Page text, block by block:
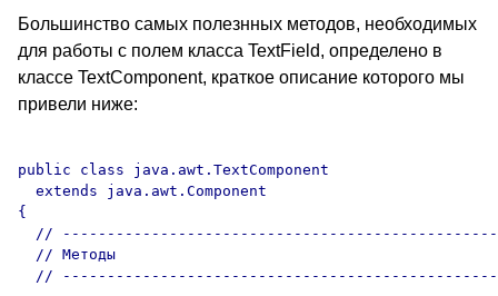
Большинство самых полезнных методов, необходимых
для работы с полем класса TextField, определено в
классе TextComponent, краткое описание которого мы
привели ниже:
public class java.awt.TextComponent
  extends java.awt.Component
{
//
  // Методы
//